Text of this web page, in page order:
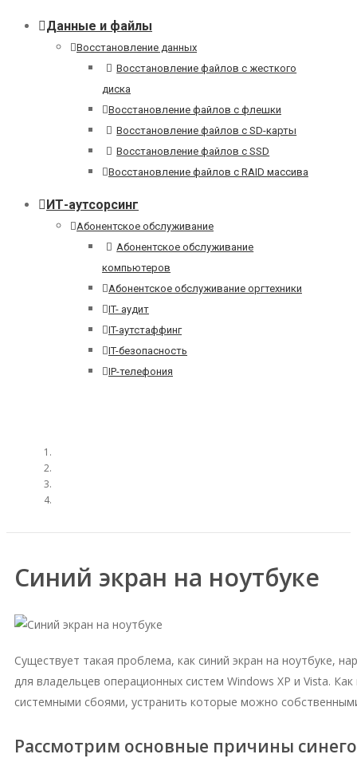
Данные и файлы
Восстановление данных
Восстановление файлов с жесткого
диска
Восстановление файлов с флешки
Восстановление файлов с SD-карты
Восстановление файлов с SSD
Восстановление файлов с RAID массива
ИТ-аутсорсинг
Абонентское обслуживание
Абонентское обслуживание
компьютеров
Абонентское обслуживание оргтехники
IT- аудит
IT-аутстаффинг
IT-безопасность
IP-телефония
Синий экран на ноутбуке
Существует такая проблема, как синий экран на ноутбуке,
для владельцев операционных систем Windows XP и Vista.
системными сбоями, устранить которые можно
Рассмотрим основные причины